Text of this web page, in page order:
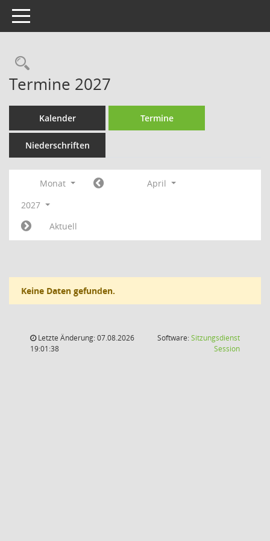
Toggle navigation
Rechercheauswahl
Termine 2027
Kalender Termine
Niederschriften
Monat
April
2027
Aktuell
Keine Daten gefunden.
Letzte Änderung: 07.08.2026
19:01:38
Software:Sitzungsdienst
Session(Wird in